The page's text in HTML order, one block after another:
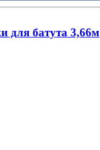
для батута 3,66м